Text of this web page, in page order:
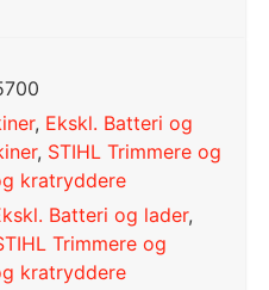
, Ekskl. Batteri og
, STIHL Trimmere og
kratryddere
Batteri og lader,
Trimmere og
kratryddere